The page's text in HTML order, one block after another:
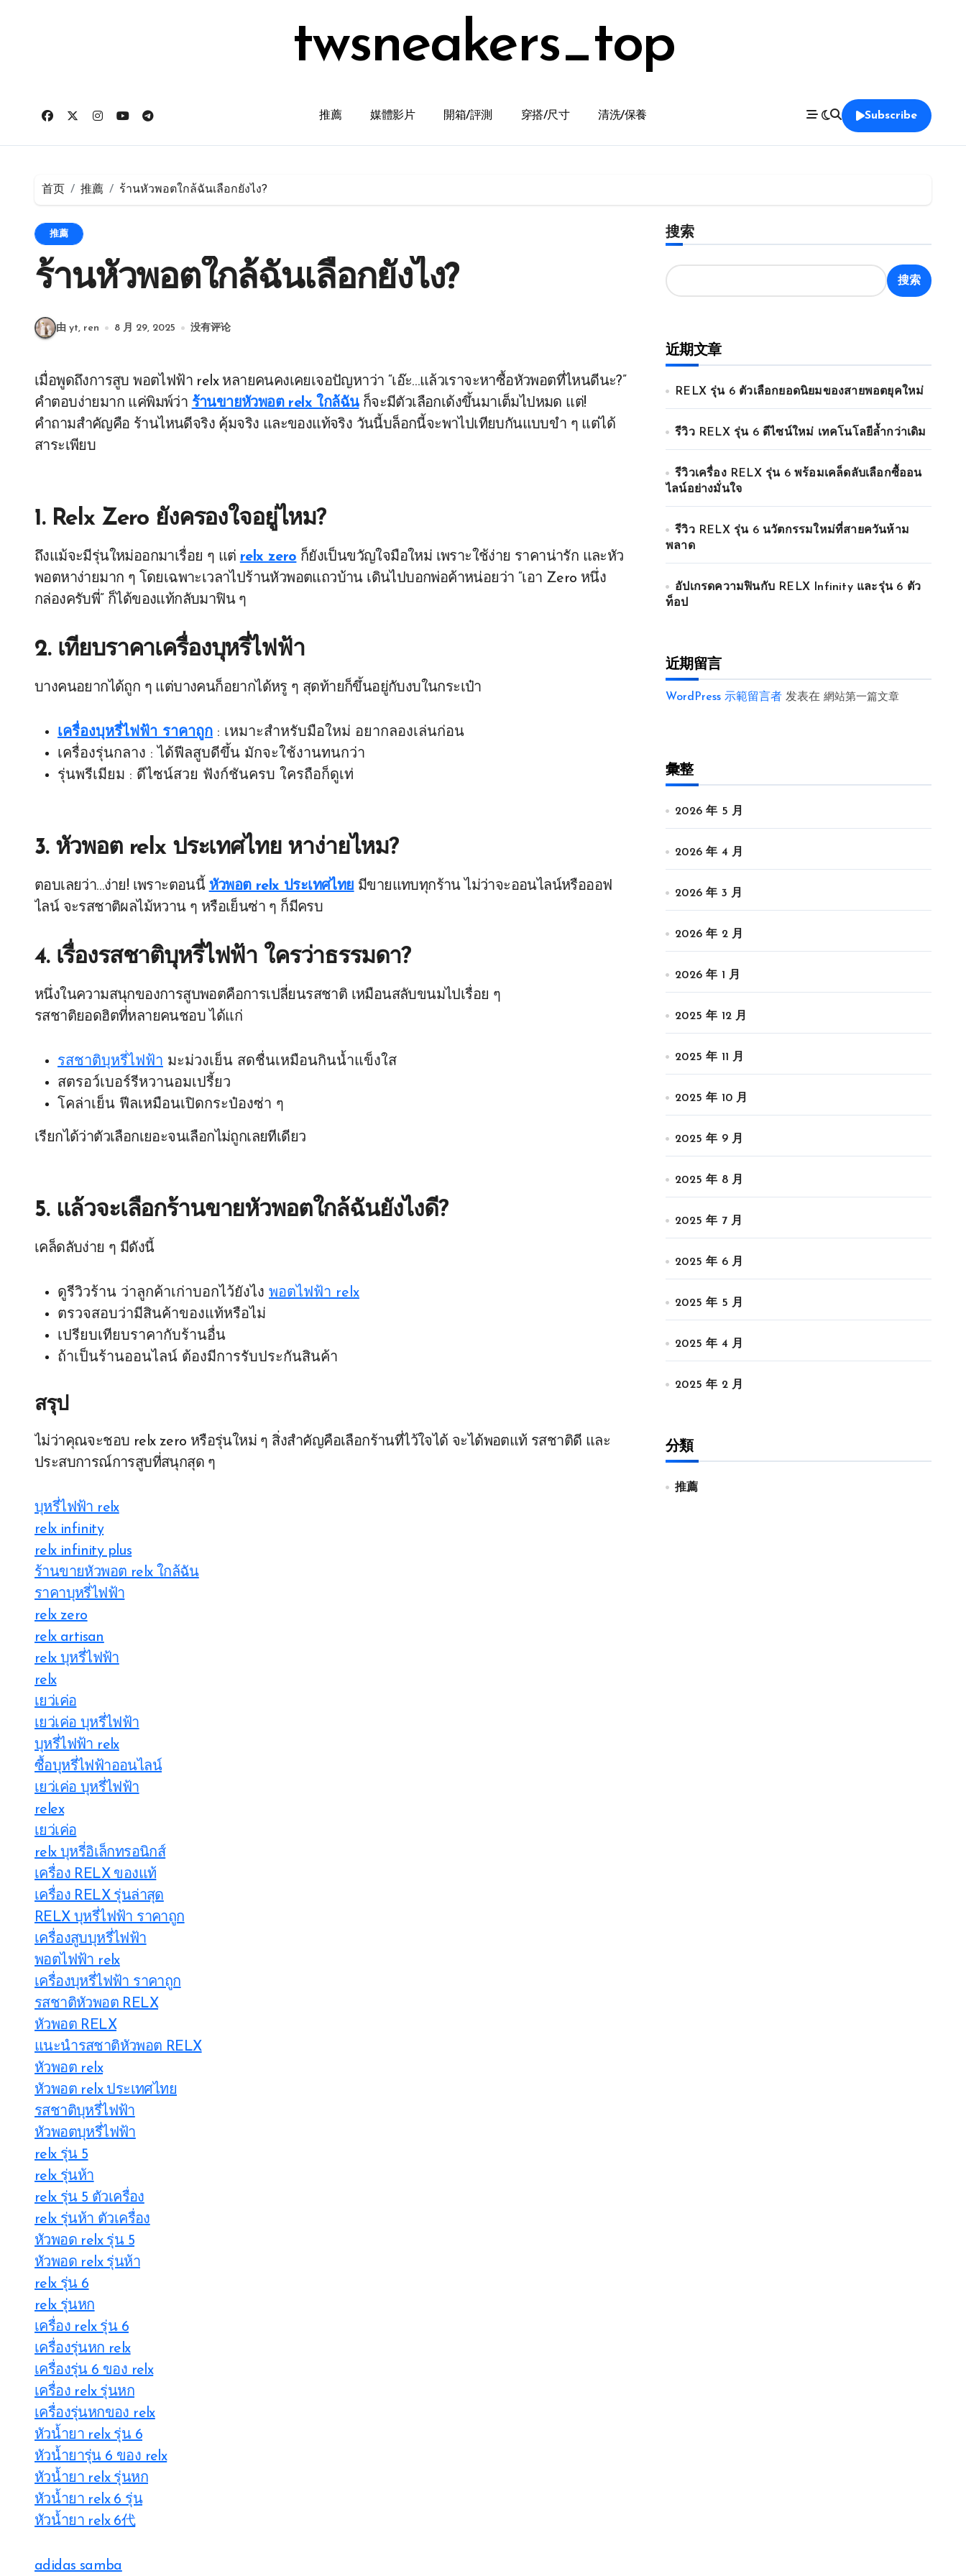
twsneakers_top
推薦 媒體影片 開箱/評測 穿搭/尺寸 清洗/保養 Subscribe
首页 推薦 ร้านหัวพอตใกล้ฉันเลือกยังไง?
推薦
ร้านหัวพอตใกล้ฉันเลือกยังไง?
由 yt, ren 8 月 29, 2025 没有评论
เมื่อพูดถึงการสูบ พอตไฟฟ้า relx หลายคนคงเคยเจอปัญหาว่า “เอ๊ะ…แล้วเราจะหาซื้อหัวพอตที่ไหนดีนะ?”
คำตอบง่ายมาก แค่พิมพ์ว่า ร้านขายหัวพอต relx ใกล้ฉันก็จะมีตัวเลือกเด้งขึ้นมาเต็มไปหมด แต่!
คำถามสำคัญคือ ร้านไหนดีจริง คุ้มจริง และของแท้จริง วันนี้บล็อกนี้จะพาไปเทียบกันแบบขำ ๆ แต่ได้
สาระเพียบ
1. Relx Zero ยังครองใจอยู่ไหม?
ถึงแม้จะมีรุ่นใหม่ออกมาเรื่อย ๆ แต่ relx zero ก็ยังเป็นขวัญใจมือใหม่ เพราะใช้ง่าย ราคาน่ารัก และหัว
พอตหาง่ายมาก ๆ โดยเฉพาะเวลาไปร้านหัวพอตแถวบ้าน เดินไปบอกพ่อค้าหน่อยว่า “เอา Zero หนึ่ง
กล่องครับพี่” ก็ได้ของแท้กลับมาฟิน ๆ
2. เทียบราคาเครื่องบุหรี่ไฟฟ้า
บางคนอยากได้ถูก ๆ แต่บางคนก็อยากได้หรู ๆ สุดท้ายก็ขึ้นอยู่กับงบในกระเป๋า
เครื่องบุหรี่ไฟฟ้า ราคาถูก : เหมาะสำหรับมือใหม่ อยากลองเล่นก่อน
เครื่องรุ่นกลาง : ได้ฟีลสูบดีขึ้น มักจะใช้งานทนกว่า
รุ่นพรีเมียม : ดีไซน์สวย ฟังก์ชันครบ ใครถือก็ดูเท่
3. หัวพอต relx ประเทศไทย หาง่ายไหม?
ตอบเลยว่า…ง่าย! เพราะตอนนี้ หัวพอต relx ประเทศไทย มีขายแทบทุกร้าน ไม่ว่าจะออนไลน์หรือออฟ
ไลน์ จะรสชาติผลไม้หวาน ๆ หรือเย็นซ่า ๆ ก็มีครบ
4. เรื่องรสชาติบุหรี่ไฟฟ้า ใครว่าธรรมดา?
หนึ่งในความสนุกของการสูบพอตคือการเปลี่ยนรสชาติ เหมือนสลับขนมไปเรื่อย ๆ
รสชาติยอดฮิตที่หลายคนชอบ ได้แก่
รสชาติบุหรี่ไฟฟ้า มะม่วงเย็น สดชื่นเหมือนกินน้ำแข็งใส
สตรอว์เบอร์รีหวานอมเปรี้ยว
โคล่าเย็น ฟีลเหมือนเปิดกระป๋องซ่า ๆ
เรียกได้ว่าตัวเลือกเยอะจนเลือกไม่ถูกเลยทีเดียว
5. แล้วจะเลือกร้านขายหัวพอตใกล้ฉันยังไงดี?
เคล็ดลับง่าย ๆ มีดังนี้
ดูรีวิวร้าน ว่าลูกค้าเก่าบอกไว้ยังไง พอตไฟฟ้า relx
ตรวจสอบว่ามีสินค้าของแท้หรือไม่
เปรียบเทียบราคากับร้านอื่น
ถ้าเป็นร้านออนไลน์ ต้องมีการรับประกันสินค้า
สรุป
ไม่ว่าคุณจะชอบ relx zero หรือรุ่นใหม่ ๆ สิ่งสำคัญคือเลือกร้านที่ไว้ใจได้ จะได้พอตแท้ รสชาติดี และ
ประสบการณ์การสูบที่สนุกสุด ๆ
บุหรี่ไฟฟ้า relx
relx infinity
relx infinity plus
ร้านขายหัวพอต relx ใกล้ฉัน
ราคาบุหรี่ไฟฟ้า
relx zero
relx artisan
relx บุหรี่ไฟฟ้า
relx
เยว่เค่อ
เยว่เค่อ บุหรี่ไฟฟ้า
บุหรี่ไฟฟ้า relx
ซื้อบุหรี่ไฟฟ้าออนไลน์
เยว่เค่อ บุหรี่ไฟฟ้า
relex
เยว่เค่อ
relx บุหรี่อิเล็กทรอนิกส์
เครื่อง RELX ของแท้
เครื่อง RELX รุ่นล่าสุด
RELX บุหรี่ไฟฟ้า ราคาถูก
เครื่องสูบบุหรี่ไฟฟ้า
พอตไฟฟ้า relx
เครื่องบุหรี่ไฟฟ้า ราคาถูก
รสชาติหัวพอต RELX
หัวพอต RELX
แนะนำรสชาติหัวพอต RELX
หัวพอต relx
หัวพอต relx ประเทศไทย
รสชาติบุหรี่ไฟฟ้า
หัวพอตบุหรี่ไฟฟ้า
relx รุ่น 5
relx รุ่นห้า
relx รุ่น 5 ตัวเครื่อง
relx รุ่นห้า ตัวเครื่อง
หัวพอด relx รุ่น 5
หัวพอด relx รุ่นห้า
relx รุ่น 6
relx รุ่นหก
เครื่อง relx รุ่น 6
เครื่องรุ่นหก relx
เครื่องรุ่น 6 ของ relx
เครื่อง relx รุ่นหก
เครื่องรุ่นหกของ relx
หัวน้ำยา relx รุ่น 6
หัวน้ำยารุ่น 6 ของ relx
หัวน้ำยา relx รุ่นหก
หัวน้ำยา relx 6 รุ่น
หัวน้ำยา relx 6代
adidas samba
搜索
搜索
近期文章
RELX รุ่น 6 ตัวเลือกยอดนิยมของสายพอตยุคใหม่
รีวิว RELX รุ่น 6 ดีไซน์ใหม่ เทคโนโลยีล้ำกว่าเดิม
รีวิวเครื่อง RELX รุ่น 6 พร้อมเคล็ดลับเลือกซื้ออน
ไลน์อย่างมั่นใจ
รีวิว RELX รุ่น 6 นวัตกรรมใหม่ที่สายควันห้าม
พลาด
อัปเกรดความฟินกับ RELX Infinity และรุ่น 6 ตัว
ท็อป
近期留言
WordPress 示範留言者 发表在 網站第一篇文章
彙整
2026 年 5 月
2026 年 4 月
2026 年 3 月
2026 年 2 月
2026 年 1 月
2025 年 12 月
2025 年 11 月
2025 年 10 月
2025 年 9 月
2025 年 8 月
2025 年 7 月
2025 年 6 月
2025 年 5 月
2025 年 4 月
2025 年 2 月
分類
推薦